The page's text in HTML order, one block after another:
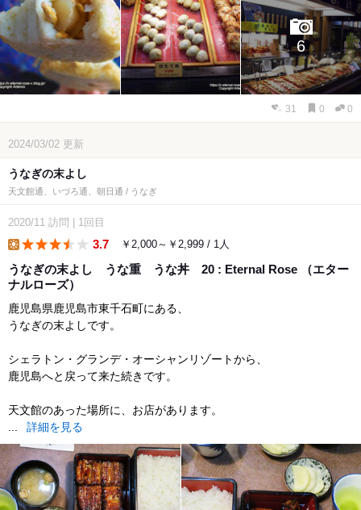
6
31 0 0
2024/03/02 更新
うなぎの末よし
天文館通、いづろ通、朝日通 / うなぎ
2020/11 訪問 1回目
3.7 ￥2,000～￥2,999 / 1人
うなぎの末よし うな重 うな丼 20 : Eternal Rose （エター
ナルローズ）
鹿児島県鹿児島市東千石町にある、
うなぎの末よしです。
シェラトン・グランデ・オーシャンリゾートから、
鹿児島へと戻って来た続きです。
天文館のあった場所に、お店があります。
詳細を見る